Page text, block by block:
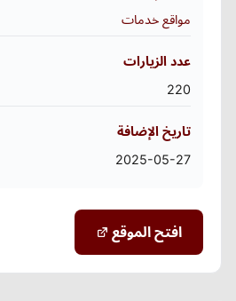
مواقع خدمات
عدد الزيارات
220
تاريخ الإضافة
2025-05-27
افتح الموقع